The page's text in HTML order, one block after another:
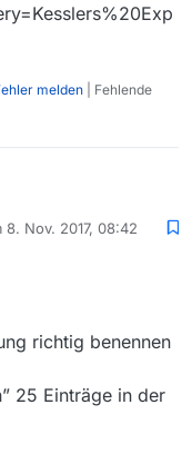
melden | Fehlende
das viele, wirklich
die bei den
Beispielsweise
woran liegt das?
Hinweis und
8. Nov. 2017, 08:42
von
richtig benennen
25 Einträge in der